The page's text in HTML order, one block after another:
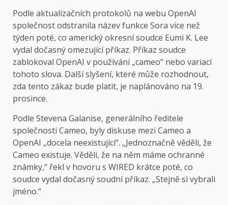
Podle aktualizačních protokolů na webu OpenAI
společnost odstranila název funkce Sora více než
týden poté, co americký okresní soudce Eumi K. Lee
vydal dočasný omezující příkaz. Příkaz soudce
zablokoval OpenAI v používání „cameo“ nebo variací
tohoto slova. Další slyšení, které může rozhodnout,
zda tento zákaz bude platit, je naplánováno na 19.
prosince.
Podle Stevena Galanise, generálního ředitele
společnosti Cameo, byly diskuse mezi Cameo a
OpenAI „docela neexistující“. „Jednoznačně věděli, že
Cameo existuje. Věděli, že na něm máme ochranné
známky,“ řekl v hovoru s WIRED krátce poté, co
soudce vydal dočasný soudní příkaz. „Stejně si vybrali
jméno.“